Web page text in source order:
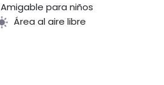
Amigable para niños
Área al aire libre